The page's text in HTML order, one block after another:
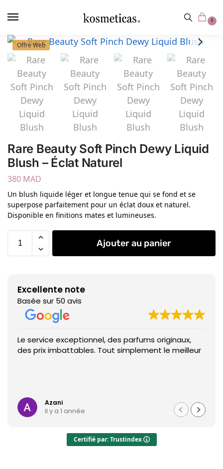
principal
0
Offre Web
Rare Beauty Soft Pinch Dewy Liquid
Blush – Éclat Naturel
380 MAD
Un blush liquide léger et longue tenue qui se fond et se
superpose parfaitement pour un éclat doux et naturel.
Disponible en finitions mates et lumineuses.
Ajouter au panier
Excellente note
Basée sur 50 avis
Le service exceptionnel, des parfums originaux,
des prix imbattables. Tout simplement le meilleur
Azani
il y a 1 année
Certifié par: Trustindex